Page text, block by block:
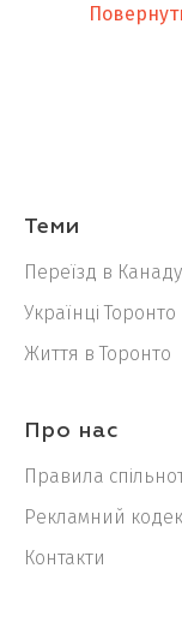
Теми
Переїзд в Канаду
Українці Торонто
Життя в Торонто
Про нас
Правила
Рекламний
Контакти